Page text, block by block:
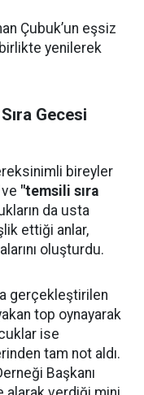
Çubuk’un eşsiz
yenilerek
Gecesi
bireyler
ve "temsili sıra
da usta
ettiği anlar,
oluşturdu.
gerçekleştirilen
top oynayarak
ise
tam not aldı.
Başkanı